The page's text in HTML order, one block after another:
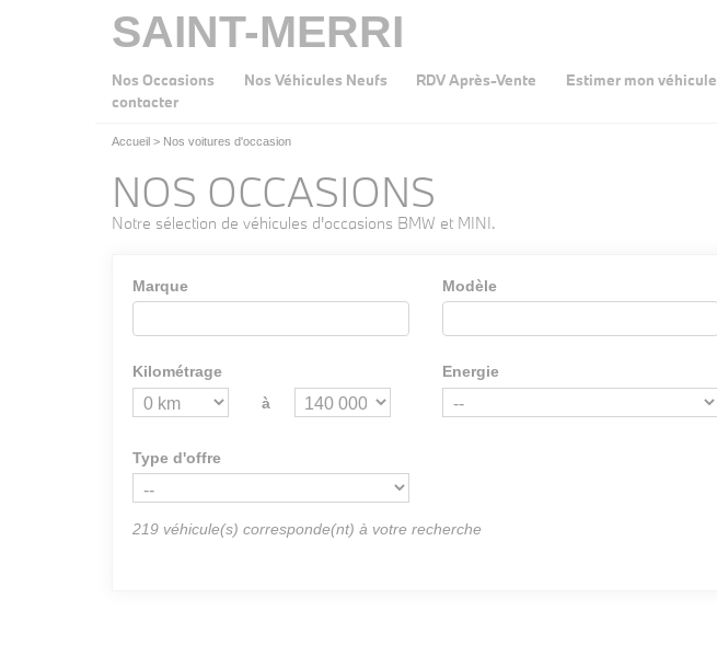
SAINT-MERRI
Nos Occasions Nos Véhicules Neufs RDV Après-Vente Estimer mon véhicule
contacter
Accueil > Nos voitures d'occasion
NOS OCCASIONS
Notre sélection de véhicules d'occasions BMW et MINI.
Marque Modèle
Kilométrage
à
Energie
Type d'offre
219 véhicule(s) corresponde(nt) à votre recherche